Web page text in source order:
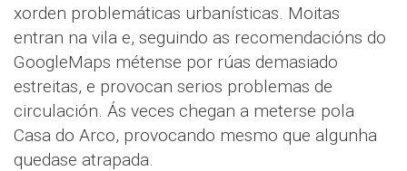
xorden problemáticas urbanísticas. Moitas
entran na vila e, seguindo as recomendacións do
GoogleMaps métense por rúas demasiado
estreitas, e provocan serios problemas de
circulación. Ás veces chegan a meterse pola
Casa do Arco, provocando mesmo que algunha
quedase atrapada.